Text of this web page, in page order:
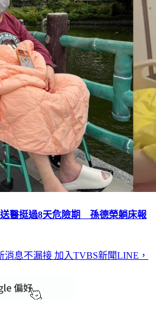
醫挺過8天危險期 孫德榮躺床報
消息不漏接 加入TVBS新聞LINE，